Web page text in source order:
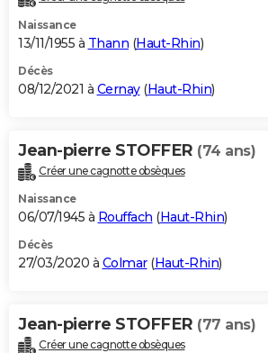
Naissance
13/11/1955 à Thann (Haut-Rhin)
Décès
08/12/2021 à Cernay(Haut-Rhin)
Jean-pierre STOFFER (74 ans)
Créer une cagnotte obsèques
Naissance
06/07/1945 à Rouffach (Haut-Rhin)
Décès
27/03/2020 à Colmar(Haut-Rhin)
Jean-pierre STOFFER (77 ans)
Créer une cagnotte obsèques